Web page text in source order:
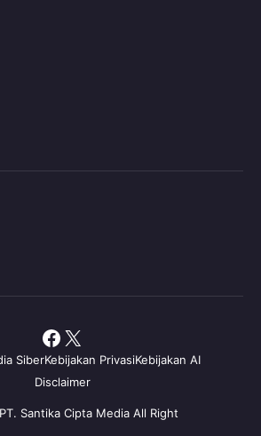
Santika Cipta Media All Right
SiberKebijakan PrivasiKebijakan AI
Disclaimer
Facebook
X